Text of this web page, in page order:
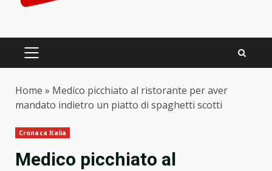
PRIMARY
Home » Medico picchiato al ristorante per aver
mandato indietro un piatto di spaghetti scotti
Cronaca Italia
Medico picchiato al